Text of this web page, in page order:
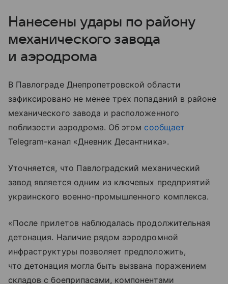
Нанесены удары по району
механического завода
и аэродрома
В Павлограде Днепропетровской области
зафиксировано не менее трех попаданий в районе
механического завода и расположенного
поблизости аэродрома. Об этом сообщает
Telegram-канал «Дневник Десантника».
Уточняется, что Павлоградский механический
завод является одним из ключевых предприятий
украинского военно-промышленного комплекса.
«После прилетов наблюдалась продолжительная
детонация. Наличие рядом аэродромной
инфраструктуры позволяет предположить,
что детонация могла быть вызвана поражением
складов с боеприпасами, компонентами